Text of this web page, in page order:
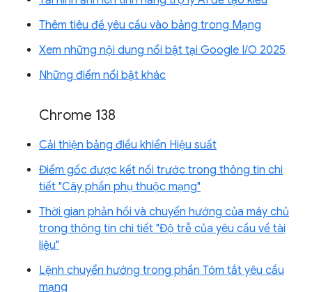
Thêm tiêu đề yêu cầu vào bảng trong Mạng
Xem những nội dung nổi bật tại Google I/O 2025
Những điểm nổi bật khác
Chrome 138
Cải thiện bảng điều khiển Hiệu suất
Điểm gốc được kết nối trước trong thông tin chi
tiết "Cây phần phụ thuộc mạng"
Thời gian phản hồi và chuyển hướng của máy chủ
trong thông tin chi tiết "Độ trễ của yêu cầu về tài
liệu"
Lệnh chuyển hướng trong phần Tóm tắt yêu cầu
mạng